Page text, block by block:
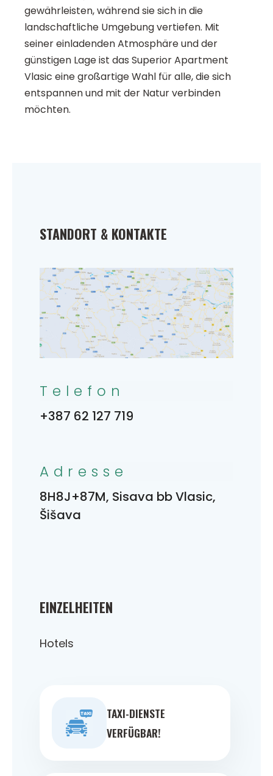
gewährleisten, während sie sich in die
landschaftliche Umgebung vertiefen. Mit
seiner einladenden Atmosphäre und der
günstigen Lage ist das Superior Apartment
Vlasic eine großartige Wahl für alle, die sich
entspannen und mit der Natur verbinden
möchten.
EINZELHEITEN
Hotels
TAXI-DIENSTE
VERFÜGBAR!
STANDORT & KONTAKTE
Telefon
+387 62 127 719
Adresse
8H8J+87M, Sisava bb Vlasic,
Šišava